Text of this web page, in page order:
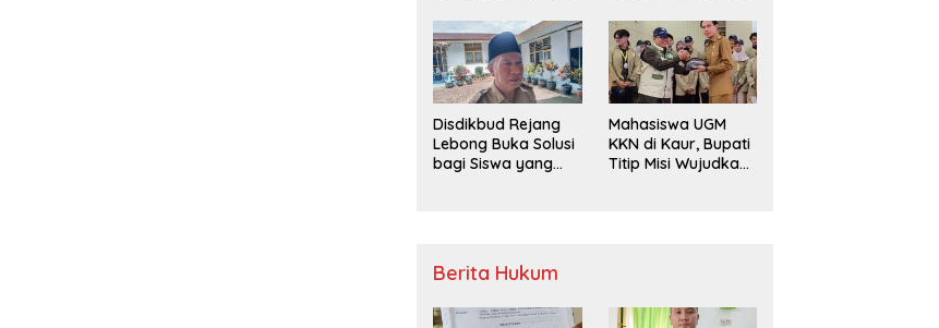
Bullying,
Kadisdikbud: Patut
Jadi Contoh
Disdikbud Rejang
Lebong Buka Solusi
bagi Siswa yang
Mahasiswa UGM
KKN di Kaur, Bupati
Titip Misi Wujudkan
Berita Hukum